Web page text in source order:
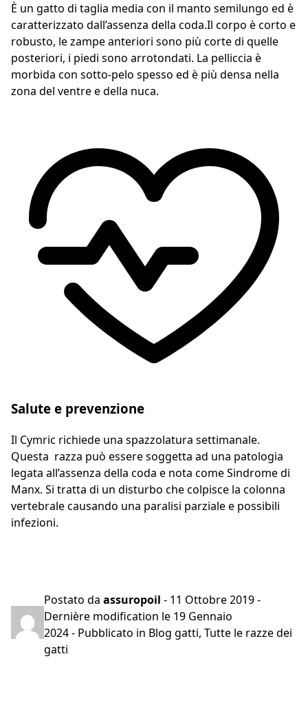
È un gatto di taglia media con il manto semilungo ed è
caratterizzato dall’assenza della coda.Il corpo è corto e
robusto, le zampe anteriori sono più corte di quelle
posteriori, i piedi sono arrotondati. La pelliccia è
morbida con sotto-pelo spesso ed è più densa nella
zona del ventre e della nuca.
Salute e prevenzione
Il Cymric richiede una spazzolatura settimanale.
Questa razza può essere soggetta ad una patologia
legata all’assenza della coda e nota come Sindrome di
Manx. Si tratta di un disturbo che colpisce la colonna
vertebrale causando una paralisi parziale e possibili
infezioni.
Postato da assuropoil - 11 Ottobre 2019-
Dernière modification le 19 Gennaio
2024- Pubblicato in Blog gatti, Tutte le razze dei
gatti